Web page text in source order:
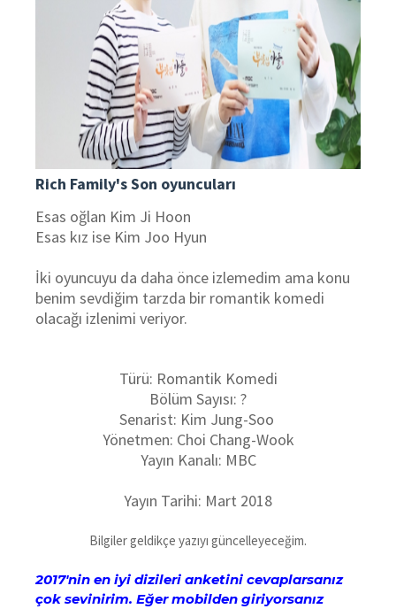
Rich Family's Son oyuncuları
Esas oğlan Kim Ji Hoon
Esas kız ise Kim Joo Hyun
İki oyuncuyu da daha önce izlemedim ama konu
benim sevdiğim tarzda bir romantik komedi
olacağı izlenimi veriyor.
Türü: Romantik Komedi
Bölüm Sayısı: ?
Senarist: Kim Jung-Soo
Yönetmen: Choi Chang-Wook
Yayın Kanalı: MBC
Yayın Tarihi: Mart 2018
Bilgiler geldikçe yazıyı güncelleyeceğim.
2017'nin en iyi dizileri anketini cevaplarsanız
çok sevinirim. Eğer mobilden giriyorsanız